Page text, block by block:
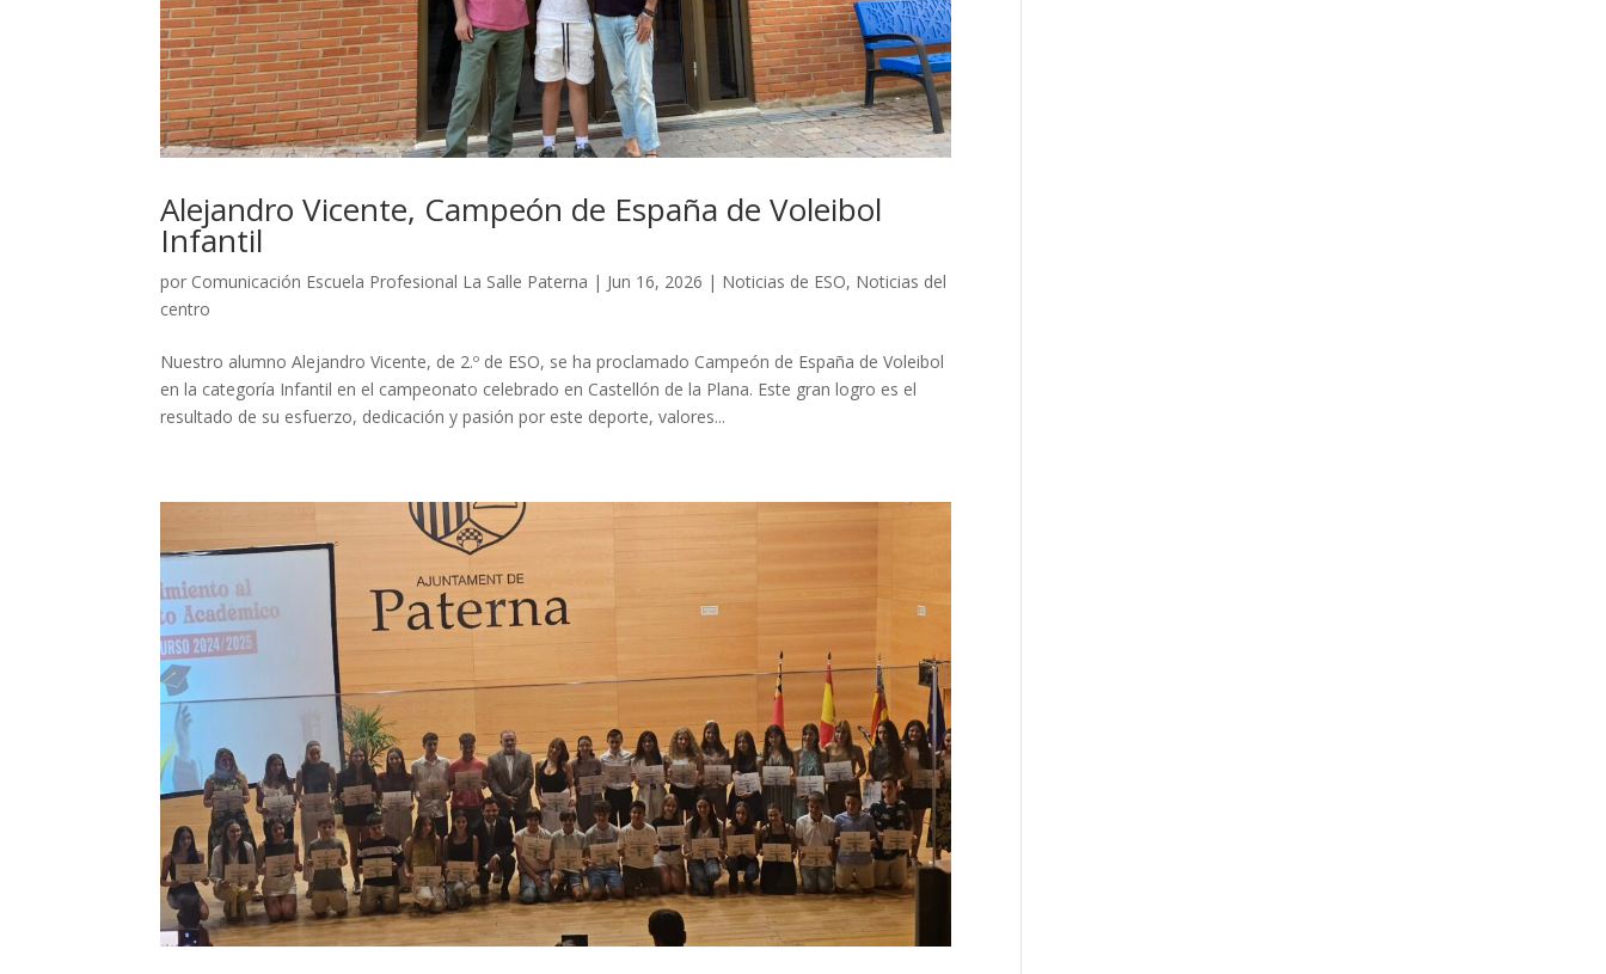
Alejandro Vicente, Campeón de España de Voleibol
Infantil
por Comunicación Escuela Profesional La Salle Paterna | Jun 16, 2026 | Noticias de ESO, Noticias del
centro
Nuestro alumno Alejandro Vicente, de 2.º de ESO, se ha proclamado Campeón de España de Voleibol
en la categoría Infantil en el campeonato celebrado en Castellón de la Plana. Este gran logro es el
resultado de su esfuerzo, dedicación y pasión por este deporte, valores...